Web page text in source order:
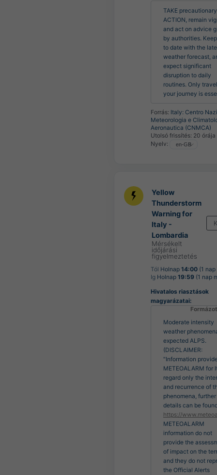
TAKE precautionary
ACTION, remain
and act on advice
by authorities.
to date with the
weather forecast,
expect significant
disruption to daily
routines. Only
your journey is
Forrás: Italy: Centro
Meteorologia e
Aeronautica (CNMCA)
Utolsó frissítés: 20 órája
Nyelv:
Yellow
Thunderstorm
Warning for
Italy -
Lombardia
Mérsékelt
időjárási
figyelmeztetés
Tól Holnap 14:00 (1
Ig Holnap 19:59 (1 nap
Hivatalos riasztások
magyarázatai:
Moderate intensity
weather
expected ALPS.
(DISCLAIMER:
"Information
METEOALARM for
regard only the
and recurrence of
phenomena, further
details can be
https://
METEOALARM
information do not
provide the
of impact on the
and they do not
the Official Alerts